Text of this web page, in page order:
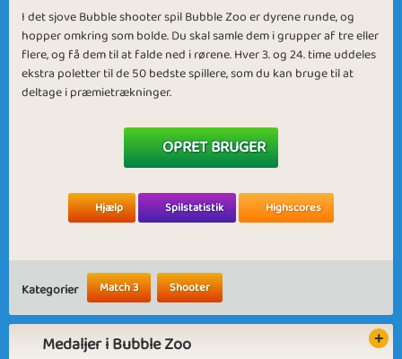
I det sjove Bubble shooter spil Bubble Zoo er dyrene runde, og
hopper omkring som bolde. Du skal samle dem i grupper af tre eller
flere, og få dem til at falde ned i rørene. Hver 3. og 24. time uddeles
ekstra poletter til de 50 bedste spillere, som du kan bruge til at
deltage i præmietrækninger.
OPRET BRUGER
Hjælp Spilstatistik Highscores
Kategorier Match 3 Shooter
Medaljer i Bubble Zoo